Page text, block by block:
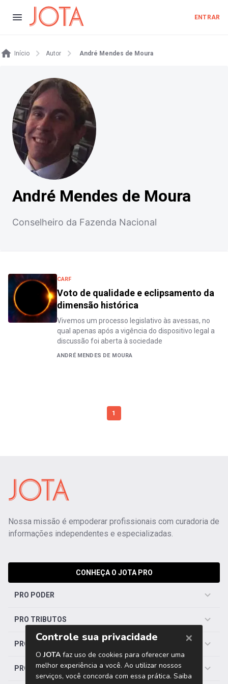
ENTRAR
Início Autor André Mendes de Moura
André Mendes de Moura
Conselheiro da Fazenda Nacional
CARF
Voto de qualidade e eclipsamento da
dimensão histórica
Vivemos um processo legislativo às avessas, no
qual apenas após a vigência do dispositivo legal a
discussão foi aberta à sociedade
ANDRÉ MENDES DE MOURA
1
Nossa missão é empoderar profissionais com curadoria de
informações independentes e especializadas.
CONHEÇA O JOTA PRO
PRO PODER
PRO TRIBUTOS
PRO TRABALHISTA
PRO SAÚDE